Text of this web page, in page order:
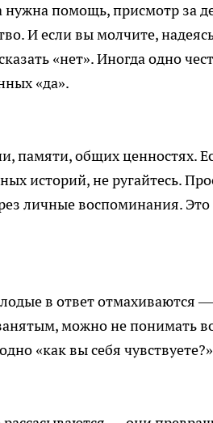
нужна помощь, присмотр за
И если вы молчите,
«нет». Иногда одно
«да».
памяти, общих ценностях.
историй, не ругайтесь.
личные воспоминания. Это
в ответ отмахиваются
можно не понимать
«как вы себя